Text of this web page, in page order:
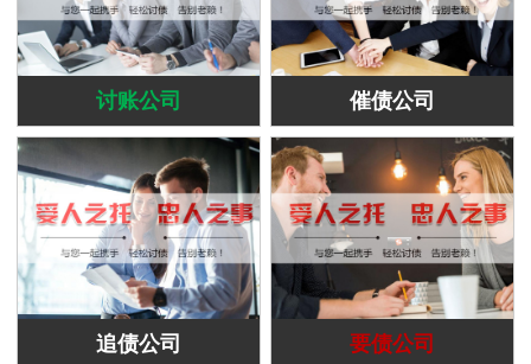
讨账公司 催债公司
追债公司 要债公司